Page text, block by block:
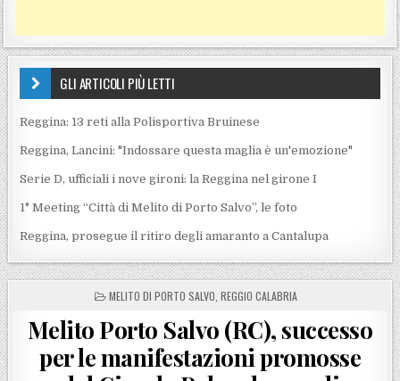
GLI ARTICOLI PIÙ LETTI
Reggina: 13 reti alla Polisportiva Bruinese
Reggina, Lancini: "Indossare questa maglia è un'emozione"
Serie D, ufficiali i nove gironi: la Reggina nel girone I
1° Meeting “Città di Melito di Porto Salvo”, le foto
Reggina, prosegue il ritiro degli amaranto a Cantalupa
POSTED IN
MELITO DI PORTO SALVO REGGIO CALABRIA
Melito Porto Salvo (RC), successo
per le manifestazioni promosse